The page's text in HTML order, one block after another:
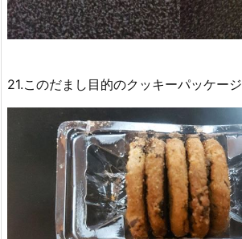
21.このだまし目的のクッキーパッケージ